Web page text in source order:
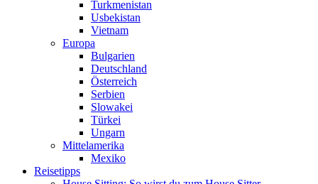
Turkmenistan
Usbekistan
Vietnam
Europa
Bulgarien
Deutschland
Österreich
Serbien
Slowakei
Türkei
Ungarn
Mittelamerika
Mexiko
Reisetipps